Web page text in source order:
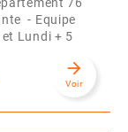
76
- Equipe
Lundi + 5
arrow_forward
Voir